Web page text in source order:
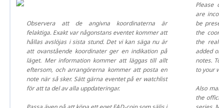
Observera att de angivna koordinaterna är
felaktiga. Exakt var någonstans eventet kommer att
hållas avslöjas i sista stund. Det vi kan säga nu är
att ovanstående koordinater ger en indikation på
läget. Mer information kommer att läggas till allt
eftersom, och arrangörerna kommer att posta en
note när så sker. Sätt gärna eventet på er watchlist
för att ta del av alla uppdateringar.
Please
are
be
the
the
added
notes.
to your
Also
the